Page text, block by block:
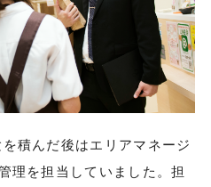
積んだ後はエリアマネージ
理を担当していました。担